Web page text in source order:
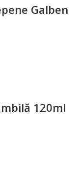
Galben
120ml